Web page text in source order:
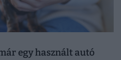
egy használt autó